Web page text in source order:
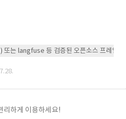
는 langfuse 등 검증된 오픈소스 프레임워
리하게 이용하세요!